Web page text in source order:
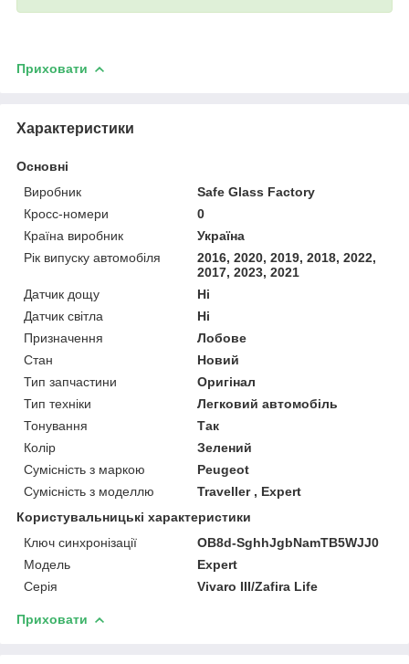
Приховати
Характеристики
Основні
Виробник
Safe Glass Factory
Кросс-номери
0
Країна виробник
Україна
Рік випуску автомобіля
2016, 2020, 2019, 2018, 2022,
2017, 2023, 2021
Датчик дощу
Ні
Датчик світла
Ні
Призначення
Лобове
Стан
Новий
Тип запчастини
Оригінал
Тип техніки
Легковий автомобіль
Тонування
Так
Колір
Зелений
Сумісність з маркою
Peugeot
Сумісність з моделлю
Traveller , Expert
Користувальницькі характеристики
Ключ синхронізації
OB8d-SghhJgbNamTB5WJJ0
Мoдель
Expert
Серія
Vivaro III/Zafira Life
Приховати